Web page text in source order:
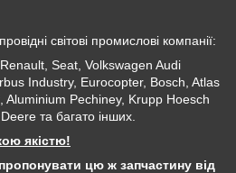
світові промислові компанії:
Seat, Volkswagen Audi
Industry, Eurocopter, Bosch, Atlas
Aluminium Pechiney, Krupp Hoesch
та багато інших.
якістю!
цю ж запчастину від